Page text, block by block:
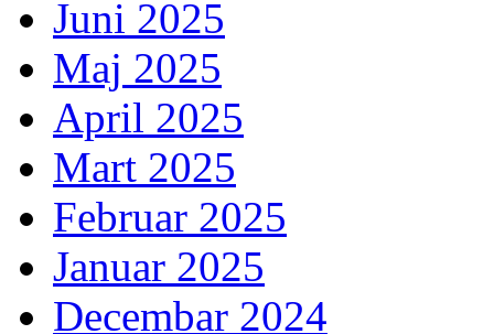
Juni 2025
Maj 2025
April 2025
Mart 2025
Februar 2025
Januar 2025
Decembar 2024